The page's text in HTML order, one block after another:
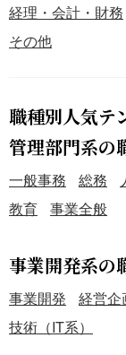
経理・会計・財務
その他
職種別人気テ
管理部門系の
一般事務 総務
教育
事業全般
事業開発系の
事業開発 経営企
技術（IT系）